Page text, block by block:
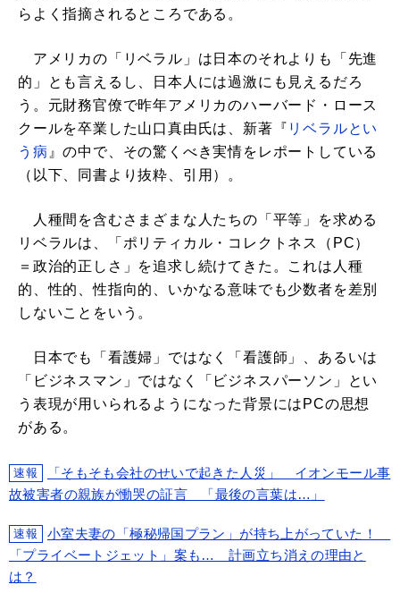
らよく指摘されるところである。
アメリカの「リベラル」は日本のそれよりも「先進
的」とも言えるし、日本人には過激にも見えるだろ
う。元財務官僚で昨年アメリカのハーバード・ロース
クールを卒業した山口真由氏は、新著『 リベラルとい
う病 』の中で、その驚くべき実情をレポートしている
（以下、同書より抜粋、引用）。
人種間を含むさまざまな人たちの「平等」を求める
リベラルは、「ポリティカル・コレクトネス（PC）
＝政治的正しさ」を追求し続けてきた。これは人種
的、性的、性指向的、いかなる意味でも少数者を差別
しないことをいう。
日本でも「看護婦」ではなく「看護師」、あるいは
「ビジネスマン」ではなく「ビジネスパーソン」とい
う表現が用いられるようになった背景にはPCの思想
がある。
速報
「そもそも会社のせいで起きた人災」 イオンモール事
故被害者の親族が慟哭の証言 「最後の言葉は…」
速報
小室夫妻の「極秘帰国プラン」が持ち上がっていた！
「プライベートジェット」案も… 計画立ち消えの理由と
は？